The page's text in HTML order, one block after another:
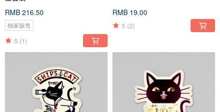
RMB 216.50
独家贩售
5 (1)
RMB 19.00
5 (2)